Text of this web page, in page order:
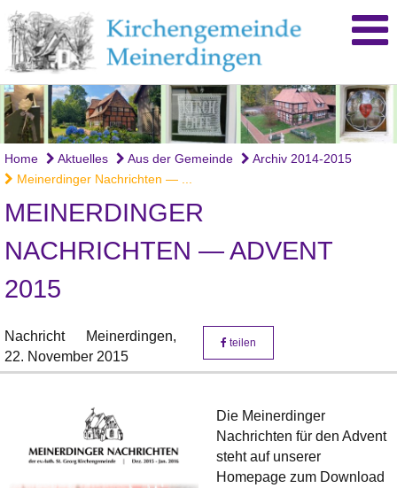
Home Aktuelles Aus der Gemeinde
Archiv 2014-2015
Meinerdinger Nachrichten — ...
MEINERDINGER
NACHRICHTEN — ADVENT
2015
Nachricht
Meinerdingen,
22. November 2015
teilen
Die Meinerdinger
Nachrichten für den Advent
steht auf unserer
Homepage zum Download